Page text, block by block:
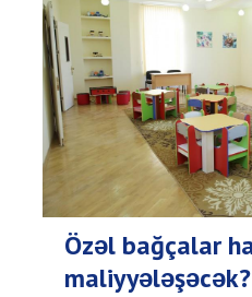
Özəl bağçalar
maliyyələşəcək?